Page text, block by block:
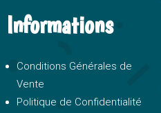
Informations
Conditions Générales de
Vente
Politique de Confidentialité